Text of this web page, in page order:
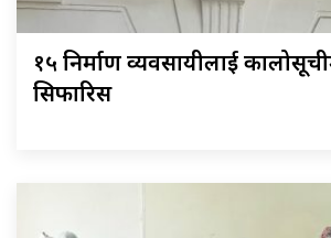
१५ निर्माण व्यवसायीलाई
सिफारिस